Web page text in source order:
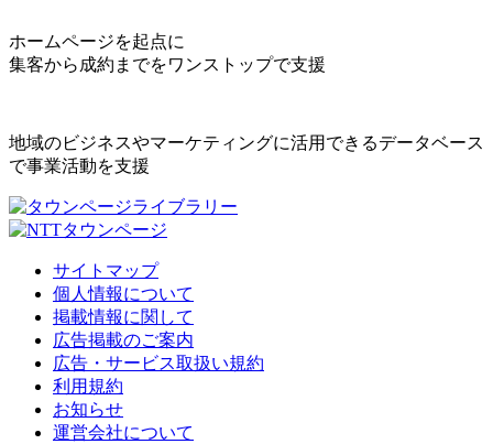
ホームページを起点に
集客から成約までをワンストップで支援
地域のビジネスやマーケティングに活用できるデータベース
で事業活動を支援
サイトマップ
個人情報について
掲載情報に関して
広告掲載のご案内
広告・サービス取扱い規約
利用規約
お知らせ
運営会社について